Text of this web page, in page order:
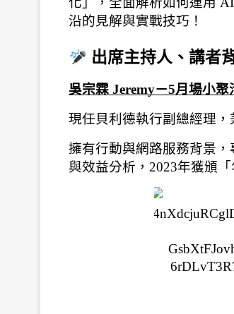
沿的見解與實戰技巧！
出席主持人、講者
吳宗霖 Jeremy－5月場小聚
現任貝利德執行副總經理，
擁有行動與網路服務背景
與效益分析，2023年獲頒